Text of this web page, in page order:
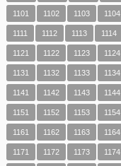
1101 1102 1103 1104
1111 1112 1113 1114
1121 1122 1123 1124
1131 1132 1133 1134
1141 1142 1143 1144
1151 1152 1153 1154
1161 1162 1163 1164
1171 1172 1173 1174